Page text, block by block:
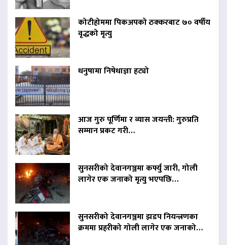
कोटीहोममा पिकअपको ठक्करबाट ७० वर्षीय
वृद्धको मृत्यु
धनुषामा निषेधाज्ञा हट्यो
आज गुरु पूर्णिमा र व्यास जयन्ती: गुरुप्रति
सम्मान प्रकट गरी…
सुनसरीको देवानगञ्जमा कर्फ्यु जारी, गोली
लागेर एक जनाको मृत्यु भएपछि…
सुनसरीको देवानगञ्जमा झडप नियन्त्रणका
क्रममा प्रहरीको गोली लागेर एक जनाको…